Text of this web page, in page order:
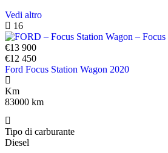
Vedi altro
16
€13 900
€12 450
Ford Focus Station Wagon 2020
Km
83000 km
Tipo di carburante
Diesel